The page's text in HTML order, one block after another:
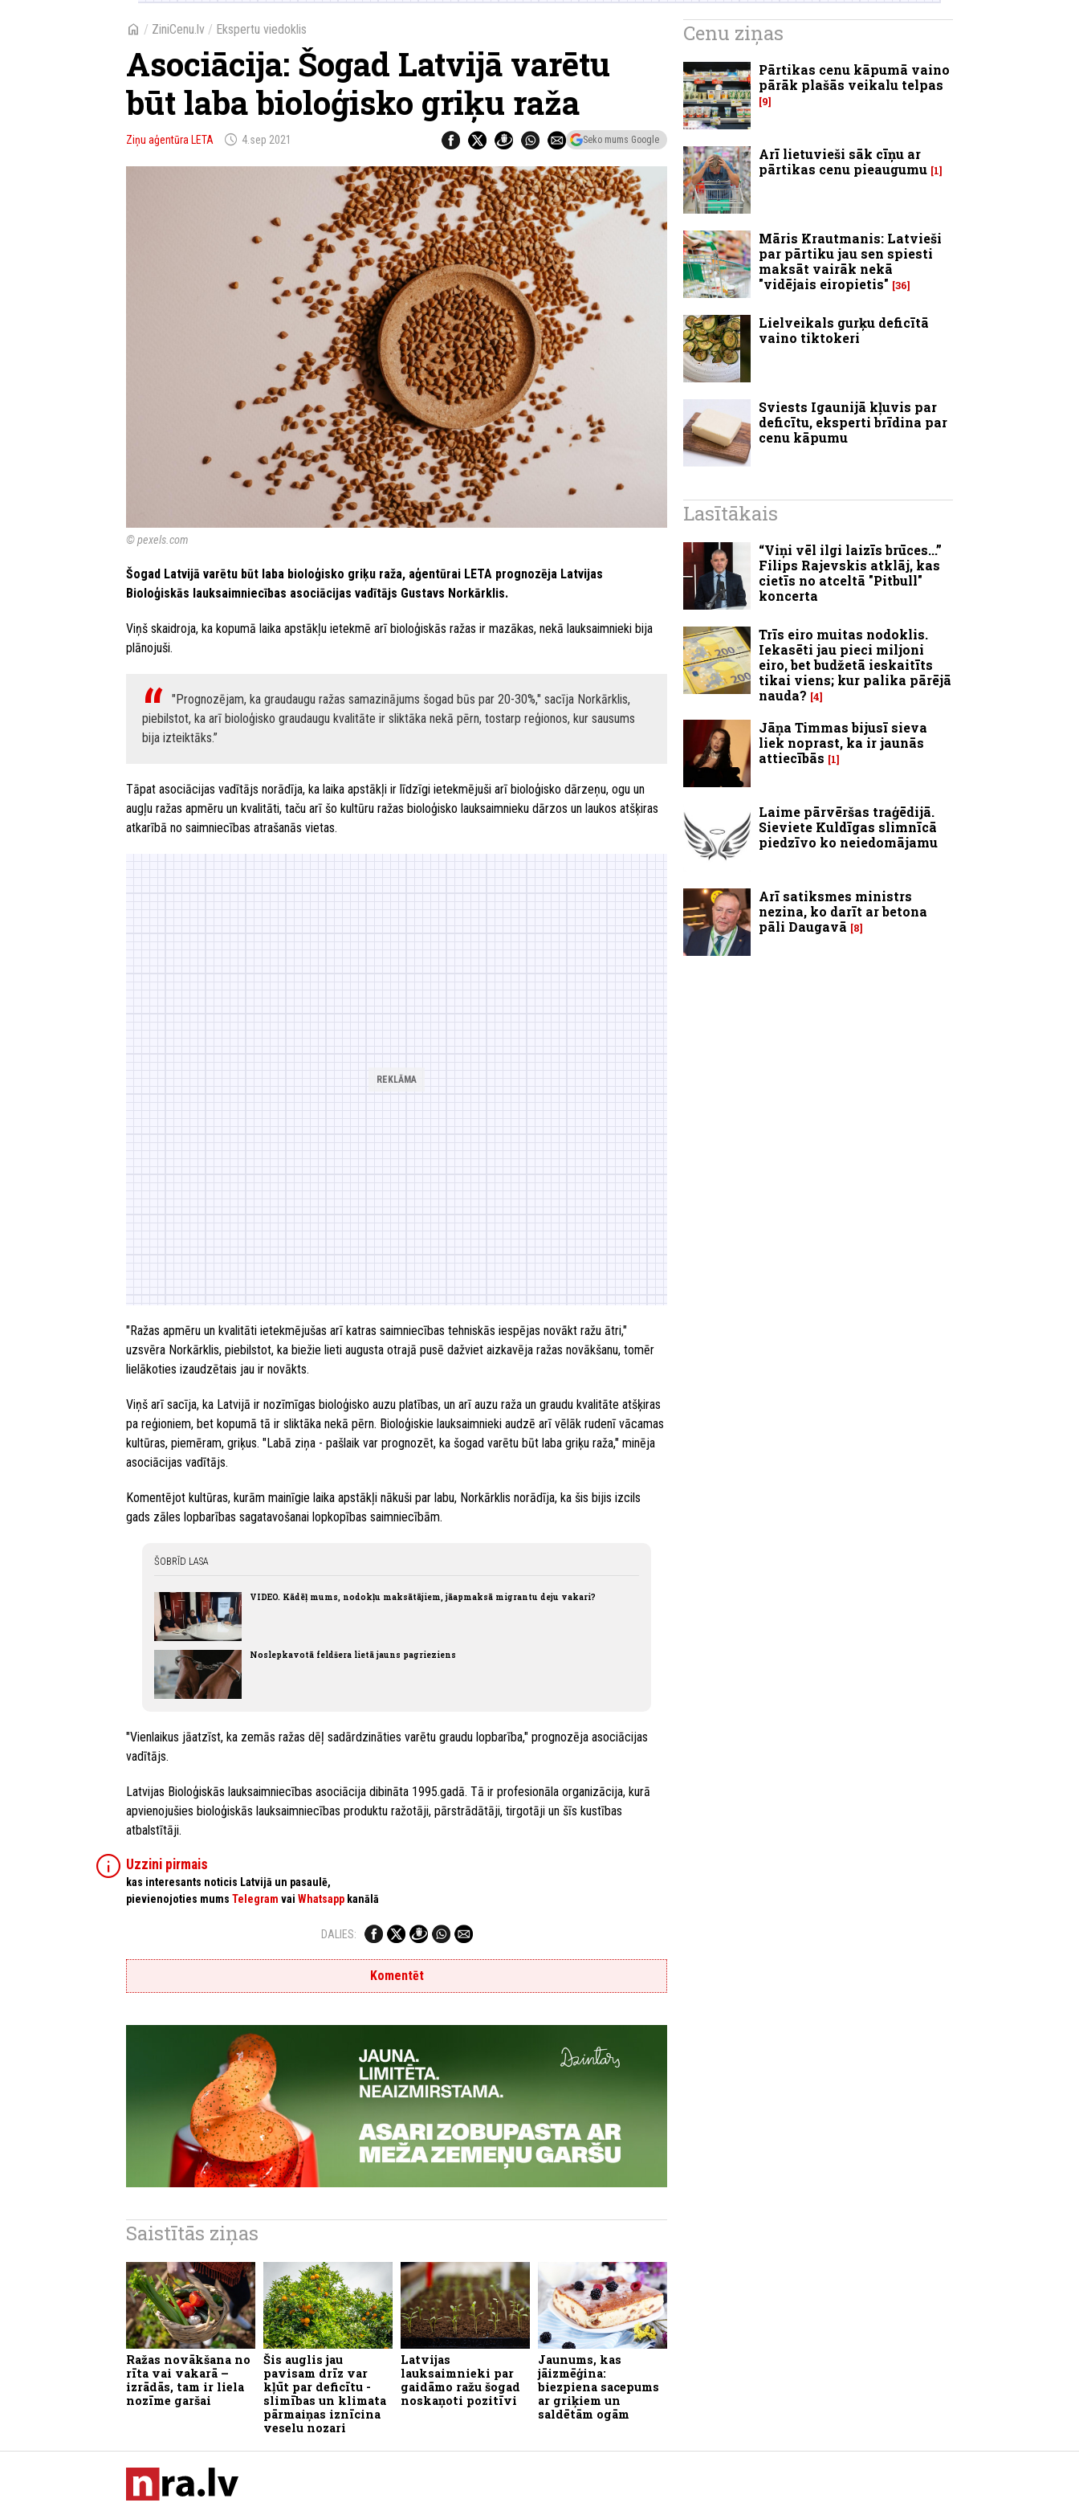
home / ZiniCenu.lv / Ekspertu viedoklis
Asociācija: Šogad Latvijā varētu
būt laba bioloģisko griķu raža
Ziņu aģentūra LETA schedule 4.sep 2021 Seko mums Google
© pexels.com
Šogad Latvijā varētu būt laba bioloģisko griķu raža, aģentūrai LETA prognozēja Latvijas
Bioloģiskās lauksaimniecības asociācijas vadītājs Gustavs Norkārklis.
Viņš skaidroja, ka kopumā laika apstākļu ietekmē arī bioloģiskās ražas ir mazākas, nekā lauksaimnieki bija
plānojuši.
"Prognozējam, ka graudaugu ražas samazinājums šogad būs par 20-30%," sacīja Norkārklis,
piebilstot, ka arī bioloģisko graudaugu kvalitāte ir sliktāka nekā pērn, tostarp reģionos, kur sausums
bija izteiktāks.
Tāpat asociācijas vadītājs norādīja, ka laika apstākļi ir līdzīgi ietekmējuši arī bioloģisko dārzeņu, ogu un
augļu ražas apmēru un kvalitāti, taču arī šo kultūru ražas bioloģisko lauksaimnieku dārzos un laukos atšķiras
atkarībā no saimniecības atrašanās vietas.
"Ražas apmēru un kvalitāti ietekmējušas arī katras saimniecības tehniskās iespējas novākt ražu ātri,"
uzsvēra Norkārklis, piebilstot, ka biežie lieti augusta otrajā pusē dažviet aizkavēja ražas novākšanu, tomēr
lielākoties izaudzētais jau ir novākts.
Viņš arī sacīja, ka Latvijā ir nozīmīgas bioloģisko auzu platības, un arī auzu raža un graudu kvalitāte atšķiras
pa reģioniem, bet kopumā tā ir sliktāka nekā pērn. Bioloģiskie lauksaimnieki audzē arī vēlāk rudenī vācamas
kultūras, piemēram, griķus. "Labā ziņa - pašlaik var prognozēt, ka šogad varētu būt laba griķu raža," minēja
asociācijas vadītājs.
Komentējot kultūras, kurām mainīgie laika apstākļi nākuši par labu, Norkārklis norādīja, ka šis bijis izcils
gads zāles lopbarības sagatavošanai lopkopības saimniecībām.
ŠOBRĪD LASA
VIDEO. Kādēļ mums, nodokļu maksātājiem, jāapmaksā migrantu deju vakari?
Noslepkavotā feldšera lietā jauns pagrieziens
"Vienlaikus jāatzīst, ka zemās ražas dēļ sadārdzināties varētu graudu lopbarība," prognozēja asociācijas
vadītājs.
Latvijas Bioloģiskās lauksaimniecības asociācija dibināta 1995.gadā. Tā ir profesionāla organizācija, kurā
apvienojušies bioloģiskās lauksaimniecības produktu ražotāji, pārstrādātāji, tirgotāji un šīs kustības
atbalstītāji.
info Uzzini pirmais
kas interesants noticis Latvijā un pasaulē,
pievienojoties mums Telegram vai Whatsapp kanālā
DALIES:
Komentēt
Saistītās ziņas
Ražas novākšana no
rīta vai vakarā –
izrādās, tam ir liela
nozīme garšai
Šis auglis jau
pavisam drīz var
kļūt par deficītu -
slimības un klimata
pārmaiņas iznīcina
veselu nozari
Latvijas
lauksaimnieki par
gaidāmo ražu šogad
noskaņoti pozitīvi
Jaunums, kas
jāizmēģina:
biezpiena sacepums
ar griķiem un
saldētām ogām
Cenu ziņas
Pārtikas cenu kāpumā vaino
pārāk plašās veikalu telpas
9
Arī lietuvieši sāk cīņu ar
pārtikas cenu pieaugumu 1
Māris Krautmanis: Latvieši
par pārtiku jau sen spiesti
maksāt vairāk nekā
"vidējais eiropietis" 36
Lielveikals gurķu deficītā
vaino tiktokeri
Sviests Igaunijā kļuvis par
deficītu, eksperti brīdina par
cenu kāpumu
Lasītākais
“Viņi vēl ilgi laizīs brūces...”
Filips Rajevskis atklāj, kas
cietīs no atceltā "Pitbull"
koncerta
Trīs eiro muitas nodoklis.
Iekasēti jau pieci miljoni
eiro, bet budžetā ieskaitīts
tikai viens; kur palika pārējā
nauda? 4
Jāņa Timmas bijusī sieva
liek noprast, ka ir jaunās
attiecībās
1
Laime pārvēršas traģēdijā.
Sieviete Kuldīgas slimnīcā
piedzīvo ko neiedomājamu
Arī satiksmes ministrs
nezina, ko darīt ar betona
pāli Daugavā
8